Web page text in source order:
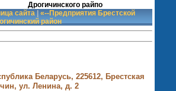
Дрогичинского райпо
сайта|«--Предприятия Брестской
район
Беларусь, 225612, Брестская
ул. Ленина, д. 2